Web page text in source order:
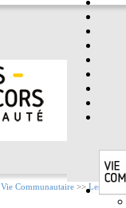
Vie Communautaire >> Les élus